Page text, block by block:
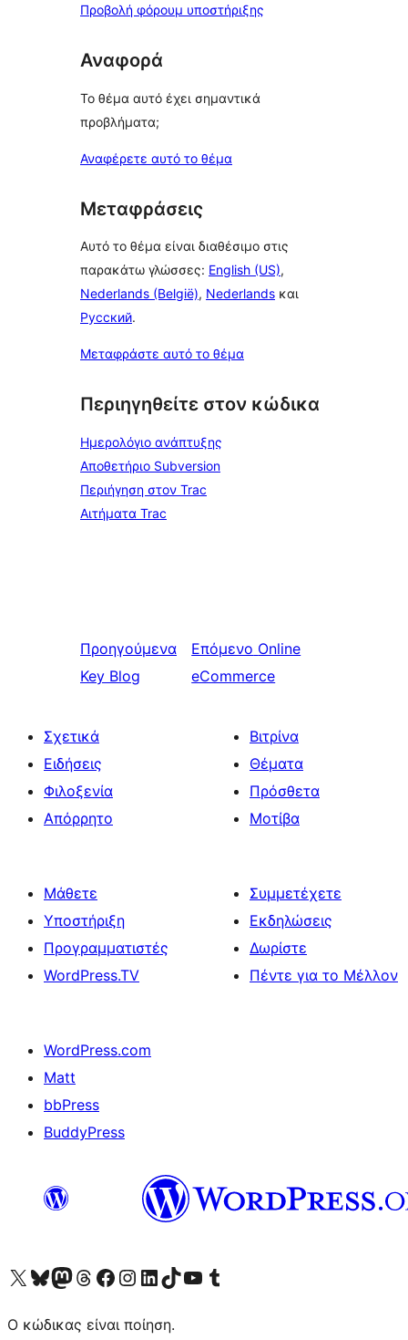
Προβολή φόρουμ υποστήριξης
Αναφορά
Το θέμα αυτό έχει σημαντικά
προβλήματα;
Αναφέρετε αυτό το θέμα
Μεταφράσεις
Αυτό το θέμα είναι διαθέσιμο στις
παρακάτω γλώσσες: English (US),
Nederlands (België), Nederlands και
Русский.
Μεταφράστε αυτό το θέμα
Περιηγηθείτε στον κώδικα
Ημερολόγιο ανάπτυξης
Αποθετήριο Subversion
Περιήγηση στον Trac
Αιτήματα Trac
Προηγούμενα
Key Blog
Επόμενο Online
eCommerce
Σχετικά
Ειδήσεις
Φιλοξενία
Απόρρητο
Βιτρίνα
Θέματα
Πρόσθετα
Μοτίβα
Μάθετε
Υποστήριξη
Προγραμματιστές
WordPress.TV
Συμμετέχετε
Εκδηλώσεις
Δωρίστε
Πέντε για το Μέλλον
WordPress.com
Matt
bbPress
BuddyPress
Visit our X (formerly Twitter) account
Visit our Bluesky account
Επισκεφθείτε τον λογαριασμό μας στο Mastodon
Visit our Threads account
Επισκεφτείτε τη σελίδα μας στο Facebook
Επισκεφθείτε τον λογαριασμό μας Instagram
Επισκεφθείτε τον λογαριασμό μας LinkedIn
Visit our TikTok account
Visit our YouTube channel
Visit our Tumblr account
Ο κώδικας είναι ποίηση.